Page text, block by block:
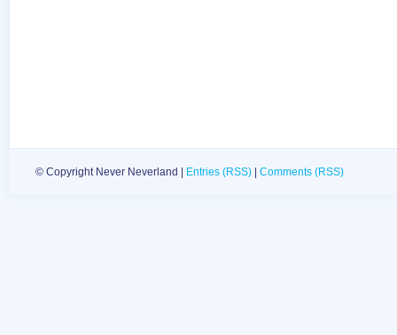
© Copyright Never Neverland | Entries (RSS) Comments (RSS)